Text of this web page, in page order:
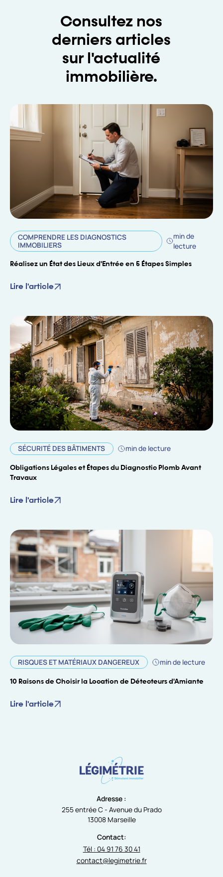
Consultez nos
derniers articles
sur l'actualité
immobilière.
COMPRENDRE LES DIAGNOSTICS
IMMOBILIERS
min de
lecture
Réalisez un État des Lieux d'Entrée en 5 Étapes Simples
Lire l'article
SÉCURITÉ DES BÂTIMENTS min de lecture
Obligations Légales et Étapes du Diagnostic Plomb Avant
Travaux
Lire l'article
RISQUES ET MATÉRIAUX DANGEREUX min de lecture
10 Raisons de Choisir la Location de Détecteurs d'Amiante
Lire l'article
Adresse :
255 entrée C - Avenue du Prado
13008 Marseille
Contact:
Tél : 04 91 76 30 41
contact@legimetrie.fr